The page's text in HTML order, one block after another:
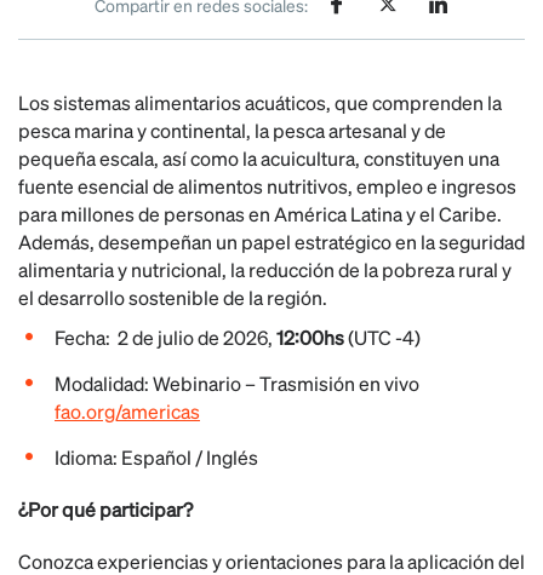
Los sistemas alimentarios acuáticos, que comprenden la
pesca marina y continental, la pesca artesanal y de
pequeña escala, así como la acuicultura, constituyen una
fuente esencial de alimentos nutritivos, empleo e ingresos
para millones de personas en América Latina y el Caribe.
Además, desempeñan un papel estratégico en la seguridad
alimentaria y nutricional, la reducción de la pobreza rural y
el desarrollo sostenible de la región.
Fecha: 2 de julio de 2026,12:00hs(UTC -4)
Modalidad: Webinario – Trasmisión en vivo
fao.org/americas
Idioma: Español /Inglés
¿Por qué participar?
Conozca experiencias y orientaciones para la aplicación del